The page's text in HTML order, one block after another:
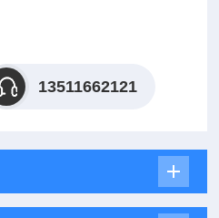
13511662121